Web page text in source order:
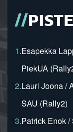
1.Esapekka
PiekUA
2.Lauri Joona /
SAU (Rally2)
3.Patrick Enok